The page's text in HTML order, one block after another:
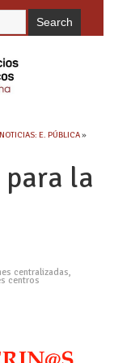
E. PÚBLICA»
la
centralizadas,
centros